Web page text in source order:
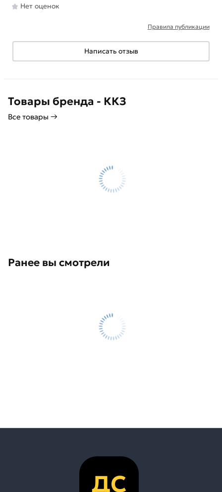
Нет оценок
Правила публикации
Написать отзыв
Товары бренда - ККЗ
Все товары →
Ранее вы смотрели
ДС